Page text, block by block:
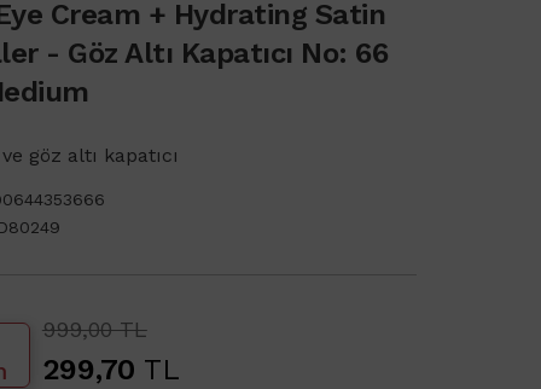
Cream + Hydrating Satin
- Göz Altı Kapatıcı No: 66
göz altı kapatıcı
999,00 TL
299,70 TL